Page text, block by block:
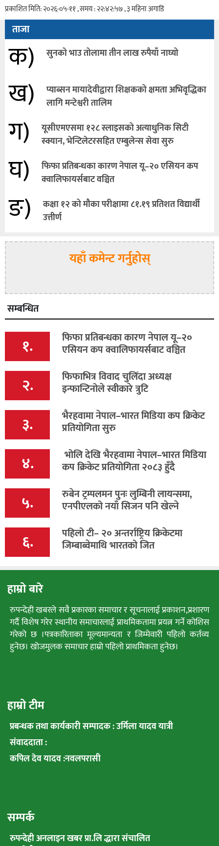
प्रकाशित मिति: २०२६-०५-११ , समय : २२:४२:५७ , ३ महिना अगाडि
ताजा
क) सुनको भाउ तोलामा तीन लाख रुपैयाँ नाघ्यो
ख)
प्याब्सन मायादेवीद्वारा शिक्षकको क्षमता अभिवृद्धिका
लागि मन्टेश्वरी तालिम
ग)
यूसीएमएसमा १२८ स्लाइसको अत्याधुनिक सिटी
स्क्यान, भेन्टिलेटरसहित एम्बुलेन्स सेवा सुरु
घ)
फिफा प्रतिबन्धका कारण नेपाल यू–२० एसियन कप
क्वालिफायर्सबाट वञ्चित
ङ)
कक्षा १२ को मौका परीक्षामा ८१.१९ प्रतिशत विद्यार्थी
उत्तीर्ण
यहाँ कमेन्ट गर्नुहोस्
सम्बन्धित
१. फिफा प्रतिबन्धका कारण नेपाल यू–२०
एसियन कप क्वालिफायर्सबाट वञ्चित
२. फिफाभित्र विवाद चुलिँदा अध्यक्ष
इन्फान्टिनोले स्वीकारे त्रुटि
३. भैरहवामा नेपाल–भारत मिडिया कप क्रिकेट
प्रतियोगिता सुरु
४. भोलि देखि भैरहवामा नेपाल–भारत मिडिया
कप क्रिकेट प्रतियोगिता २०८३ हुँदै
५. रुबेन ट्रम्पलमन पुनः लुम्बिनी लायन्समा,
एनपीएलको नयाँ सिजन पनि खेल्ने
६. पहिलो टी– २० अन्तर्राष्ट्रिय क्रिकेटमा
जिम्बाब्वेमाथि भारतको जित
हाम्रो बारे
रुपन्देही खबरले सवै प्रकारका समाचार र सूचनालाई प्रकाशन,प्रशारण
गर्दै विशेष गरेर स्थानीय समाचारलाई प्राथमिकतामा प्रयत्न गर्ने कोशिस
गरेको छ ।पत्रकारिताका मूल्यमान्यता र जिम्मेवारी पहिलो कर्तव्य
हुनेछ। खोजमुलक समाचार हाम्रो पहिलो प्राथमिकता हुनेछ।
हाम्रो टीम
प्रबन्धक तथा कार्यकारी सम्पादक : उर्मिला यादव यात्री
संवाददाता :
कपिल देव यादव :नवलपरासी
सम्पर्क
रुपन्देही अनलाइन खबर प्रा.लि द्धारा संचालित